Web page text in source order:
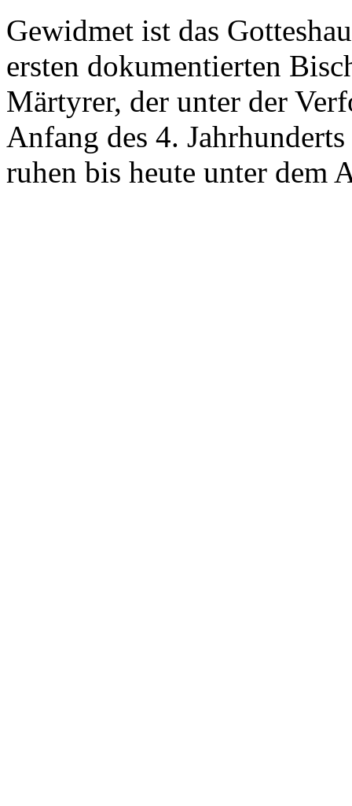
Gewidmet ist das
ersten dokumentierten
Märtyrer, der unter der
Anfang des 4.
ruhen bis heute unter dem